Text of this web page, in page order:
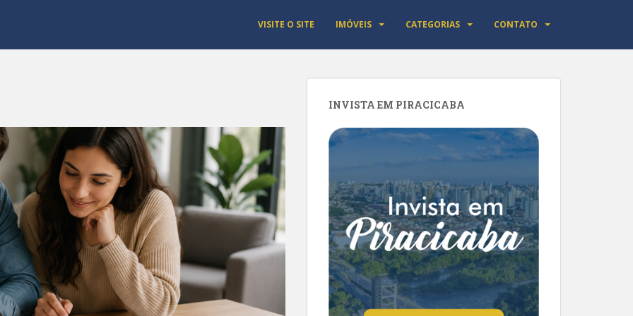
VISITE O SITE IMÓVEIS CATEGORIAS CONTATO
INVISTA EM PIRACICABA